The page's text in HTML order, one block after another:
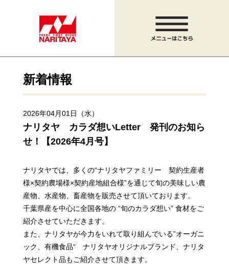
新着情報
2026年04月01日（水）
ナリタヤ カラダ想いLetter 発刊のお知ら
せ！【2026年4月号】
ナリタヤでは、多くの“ナリタヤファミリー 契約生産者
様×契約農場様×契約産地組合様”を通じて旬の美味しい農
産物、水産物、畜産物を販売させて頂いております。
千葉県産を中心に全国各地の “旬のカラダ想い” 食材をご
紹介させていただきます。
また、ナリタヤが今力をいれて取り組んでいる”オーガニ
ック、有機食品“ ナリタヤオリジナルブランド、 ナリタ
ヤセレクト品もご紹介させて頂きます。